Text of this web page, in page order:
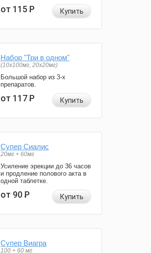
от 115Р Купить
Набор "Три в одном"
(10x100мг, 20x20мг)
Большой набор из 3-х
препаратов.
от 117Р Купить
Супер Сиалис
20мг + 60мг
Усиление эрекции до 36 часов
и продление полового акта в
одной таблетке.
от 90Р Купить
Супер Виагра
100 + 60 мг